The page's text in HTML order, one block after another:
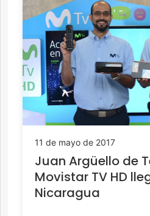
11 de mayo de 2017
Juan Argüello de
Movistar TV HD
Nicaragua